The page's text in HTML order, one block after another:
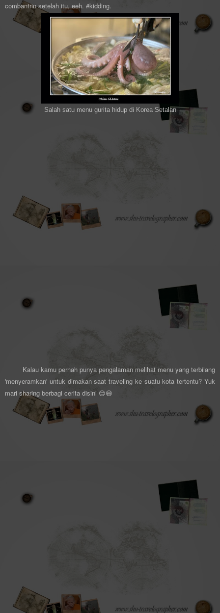
combantrin setelah itu, eeh. #kidding.
Salah satu menu gurita hidup di Korea Setalan
Kalau kamu pernah punya pengalaman melihat menu yang terbilang
'menyeramkan' untuk dimakan saat traveling ke suatu kota tertentu? Yuk
mari sharing berbagi cerita disini 😊😄